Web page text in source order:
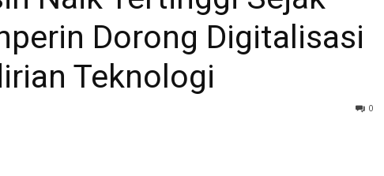
Dorong Digitalisasi
Teknologi
0